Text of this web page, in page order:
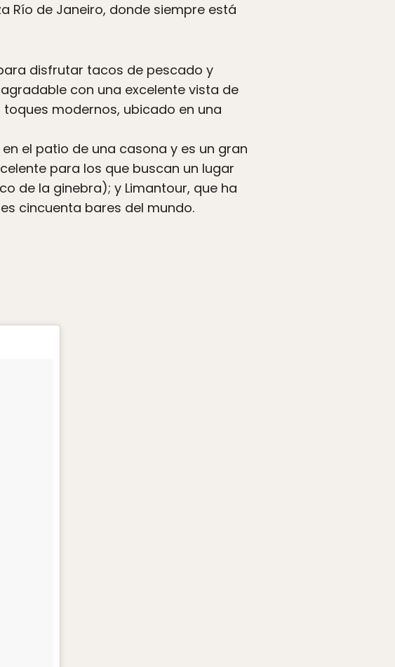
Río de Janeiro, donde siempre está
disfrutar tacos de pescado y
con una excelente vista de
modernos, ubicado en una
el patio de una casona y es un gran
para los que buscan un lugar
de la ginebra); y Limantour, que ha
cincuenta bares del mundo.